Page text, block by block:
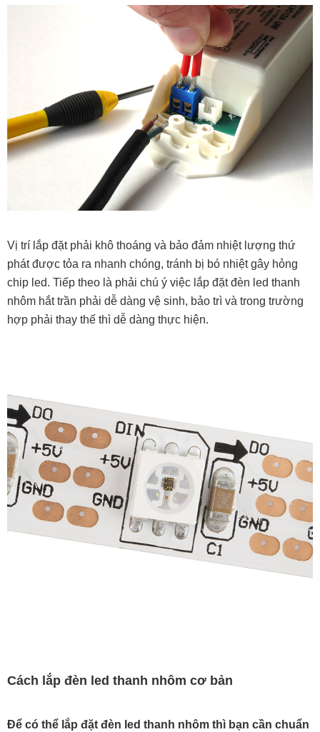
Vị trí lắp đặt phải khô thoáng và bảo đảm nhiệt lượng thứ
phát được tỏa ra nhanh chóng, tránh bị bó nhiệt gây hỏng
chip led. Tiếp theo là phải chú ý việc lắp đặt đèn led thanh
nhôm hắt trần phải dễ dàng vệ sinh, bảo trì và trong trường
hợp phải thay thế thì dễ dàng thực hiện.
Cách lắp đèn led thanh nhôm cơ bản
Để có thể lắp đặt đèn led thanh nhôm thì bạn cần chuẩn